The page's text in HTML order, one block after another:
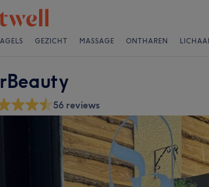
GEZICHT MASSAGE ONTHAREN
56 reviews